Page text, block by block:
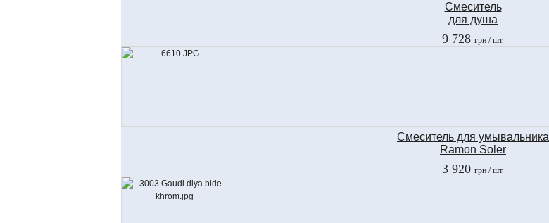
Смеситель
для душа
Ramon Soler
KUATRO PLUS
9 728 грн / шт.
Смеcитель для умывальника
Ramon Soler
YPSILON
6610
3 920 грн / шт.